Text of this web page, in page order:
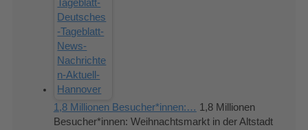
1,8 Millionen Besucher*innen:… 1,8 Millionen
Besucher*innen: Weihnachtsmarkt in der Altstadt